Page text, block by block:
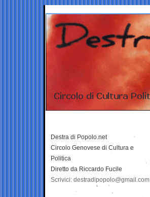
Destra di Popolo.net
Circolo Genovese di Cultura e
Politica
Diretto da Riccardo Fucile
Scrivici: destradipopolo@gmail.com